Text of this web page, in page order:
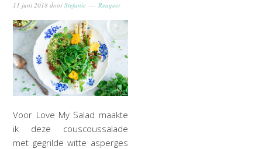
11 juni 2018 doorStefanie Reageer
Voor Love My Salad maakte
ik deze couscoussalade
met gegrilde witte asperges